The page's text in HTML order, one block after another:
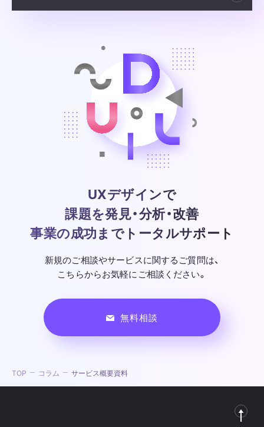
UXデザインで
課題を発見・分析・改善
事業の成功までトータルサポート
新規のご相談やサービスに関するご質問は、
こちらからお気軽にご相談ください。
無料相談
TOP コラム サービス概要資料